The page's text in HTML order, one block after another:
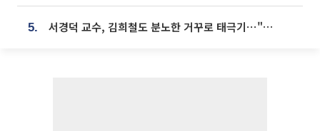
5. 서경덕 교수, 김희철도 분노한 거꾸로 태극기⋯"엉터리는 아냐, 아쉬울 뿐"